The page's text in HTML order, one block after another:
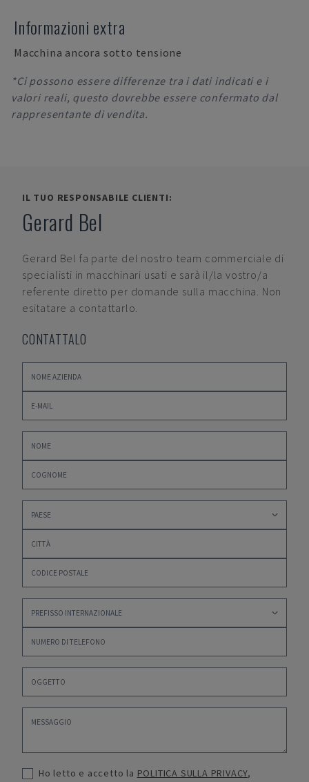
Informazioni extra
Macchina ancora sotto tensione
*Ci possono essere differenze tra i dati indicati e i
valori reali, questo dovrebbe essere confermato dal
rappresentante di vendita.
IL TUO RESPONSABILE CLIENTI:
Gerard Bel
Gerard Bel fa parte del nostro team commerciale di
specialisti in macchinari usati e sarà il/la vostro/a
referente diretto per domande sulla macchina. Non
esitatare a contattarlo.
CONTATTALO
Ho letto e accetto la POLITICA SULLA PRIVACY,